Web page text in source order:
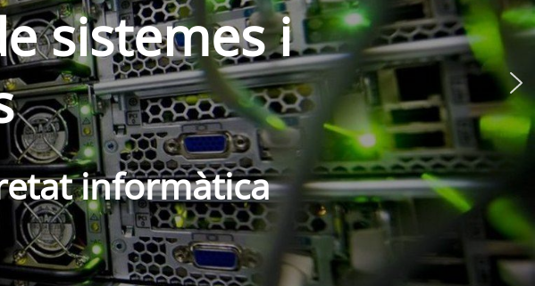
sistemes i
informàtica